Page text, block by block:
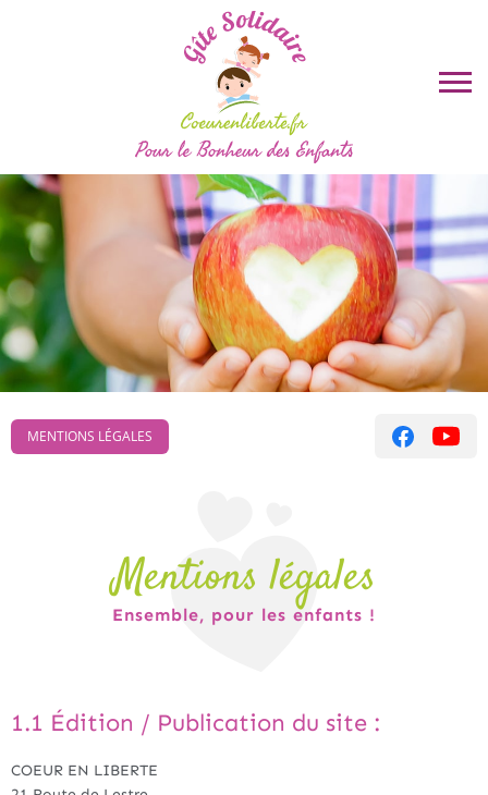
MENTIONS LÉGALES
Mentions légales
Ensemble, pour les enfants !
1.1 Édition / Publication du site :
COEUR EN LIBERTE